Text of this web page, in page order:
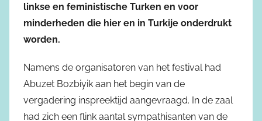
linkse en feministische Turken en voor
minderheden die hier en in Turkije onderdrukt
worden.
Namens de organisatoren van het festival had
Abuzet Bozbiyik aan het begin van de
vergadering inspreektijd aangevraagd. In de zaal
had zich een flink aantal sympathisanten van de